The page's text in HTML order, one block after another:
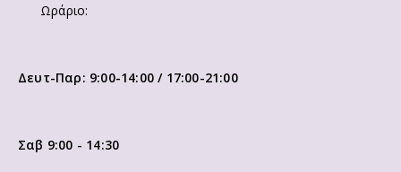
Ωράριο:
Δευτ-Παρ: 9:00-14:00 / 17:00-21:00
Σαβ 9:00 - 14:30